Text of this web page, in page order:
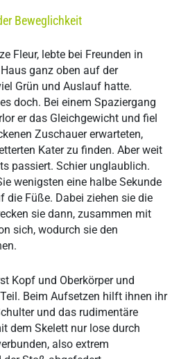
Beweglichkeit
Fleur, lebte bei Freunden in
ganz oben auf der
Grün und Auslauf hatte.
doch. Bei einem Spaziergang
er das Gleichgewicht und fiel
Zuschauer erwarteten,
Kater zu finden. Aber weit
passiert. Schier unglaublich.
wenigsten eine halbe Sekunde
die Füße. Dabei ziehen sie die
sie dann, zusammen mit
sich, wodurch sie den
Kopf und Oberkörper und
Beim Aufsetzen hilft ihnen ihr
und das rudimentäre
dem Skelett nur lose durch
also extrem